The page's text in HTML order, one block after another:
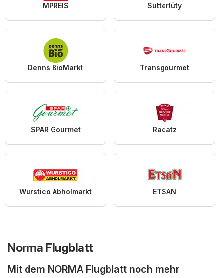
MPREIS Sutterlüty
Denns BioMarkt Transgourmet
SPAR Gourmet Radatz
Wurstico Abholmarkt ETSAN
Norma Flugblatt
Mit dem NORMA Flugblatt noch mehr